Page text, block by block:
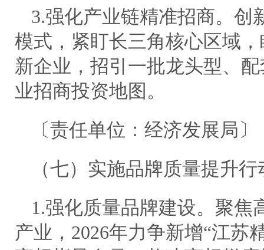
3.强化产业链精准招商。创
模式，紧盯长三角核心区域
新企业，招引一批龙头型、
业招商投资地图。
〔责任单位：经济发展局〕
（七）实施品牌质量提升行
1.强化质量品牌建设。聚焦
产业，2026年力争新增“江苏